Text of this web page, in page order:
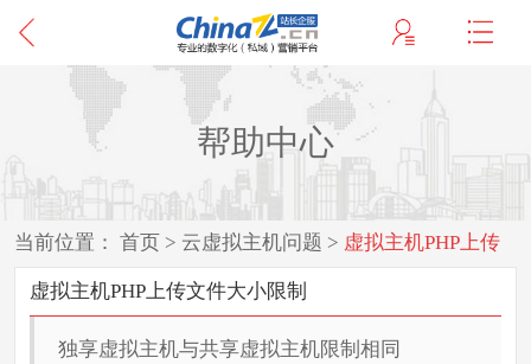
帮助中心
当前位置： 首页 > 云虚拟主机问题 > 虚拟主机PHP上传
文件大小限制
虚拟主机PHP上传文件大小限制
独享虚拟主机与共享虚拟主机限制相同